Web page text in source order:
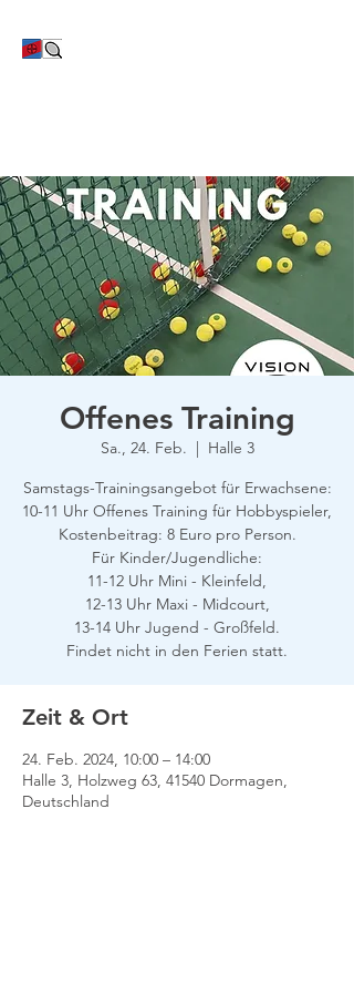
Offenes Training
Sa., 24. Feb.
  |
Halle 3
Samstags-Trainingsangebot für Erwachsene:
10-11 Uhr Offenes Training für Hobbyspieler,
Kostenbeitrag: 8 Euro pro Person.
Für Kinder/Jugendliche:
11-12 Uhr Mini - Kleinfeld,
12-13 Uhr Maxi - Midcourt,
13-14 Uhr Jugend - Großfeld.
Findet nicht in den Ferien statt.
Zeit & Ort
24. Feb. 2024, 10:00 – 14:00
Halle 3, Holzweg 63, 41540 Dormagen,
Deutschland